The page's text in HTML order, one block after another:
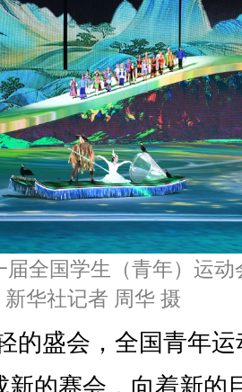
届全国学生（青年）运
华社记者 周华 摄
的盛会，全国青年